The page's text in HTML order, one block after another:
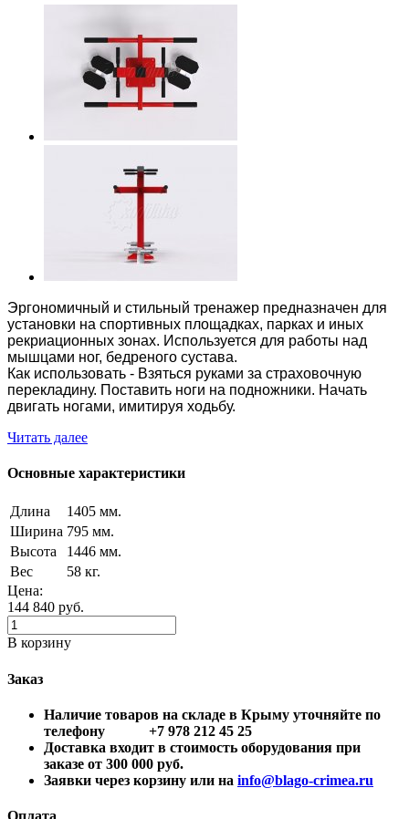
Эргономичный и стильный тренажер предназначен для
установки на спортивных площадках, парках и иных
рекриационных зонах. Используется для работы над
мышцами ног, бедреного сустава.
Как использовать - Взяться руками за страховочную
перекладину. Поставить ноги на подножники. Начать
двигать ногами, имитируя ходьбу.
Читать далее
Основные характеристики
Длина
1405 мм.
Ширина 795 мм.
Высота
1446 мм.
Вес
58 кг.
Цена:
144 840 руб.
В корзину
Заказ
Наличие товаров на складе в Крыму уточняйте по
телефону +7 978 212 45 25
Доставка входит в стоимость оборудования при
заказе от 300 000 руб.
Заявки через корзину или на info@blago-crimea.ru